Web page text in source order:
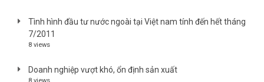
Tình hình đầu tư nước ngoài tại Việt nam tính đến hết tháng
7/2011
8 views
Doanh nghiệp vượt khó, ổn định sản xuất